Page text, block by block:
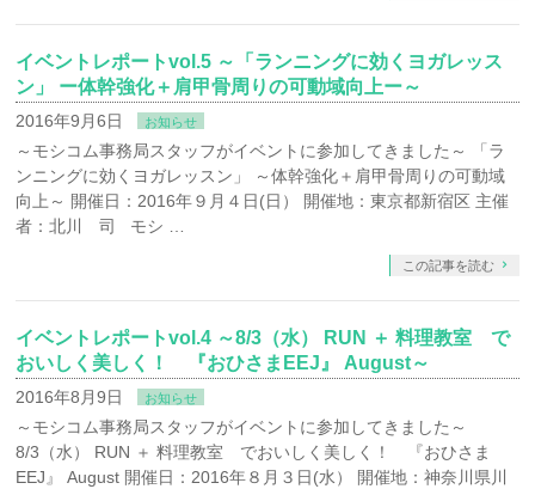
イベントレポートvol.5 ～「ランニングに効くヨガレッス
ン」 ー体幹強化＋肩甲骨周りの可動域向上ー～
2016年9月6日 お知らせ
～モシコム事務局スタッフがイベントに参加してきました～ 「ラ
ンニングに効くヨガレッスン」 ～体幹強化＋肩甲骨周りの可動域
向上～ 開催日：2016年９月４日(日） 開催地：東京都新宿区 主催
者：北川 司 モシ …
この記事を読む
イベントレポートvol.4 ～8/3（水） RUN ＋ 料理教室 で
おいしく美しく！ 『おひさまEEJ』 August～
2016年8月9日 お知らせ
～モシコム事務局スタッフがイベントに参加してきました～
8/3（水） RUN ＋ 料理教室 でおいしく美しく！ 『おひさま
EEJ』 August 開催日：2016年８月３日(水） 開催地：神奈川県川